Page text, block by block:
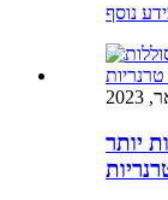
נוסף
יותר